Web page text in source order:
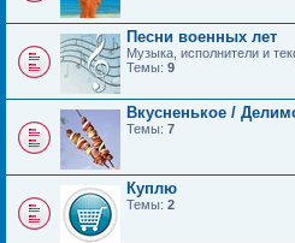
Песни военных лет
Музыка, исполнители и
Темы: 9
Вкусненькое /
Темы: 7
Куплю
Темы: 2